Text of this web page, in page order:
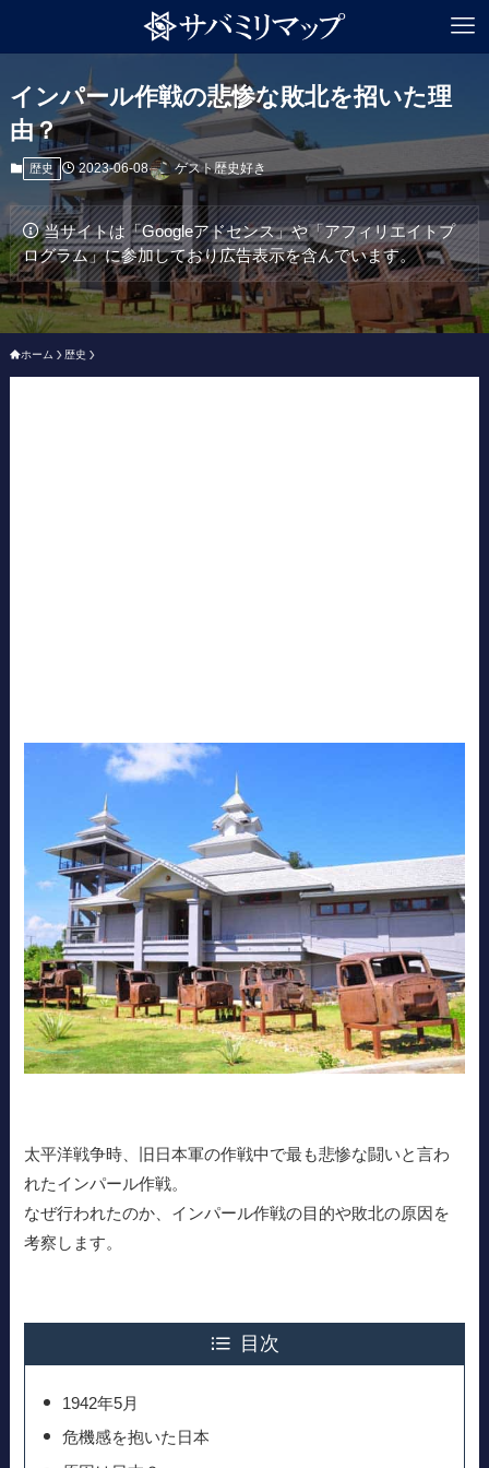
インパール作戦の悲惨な敗北を招いた理
由？
歴史 2023-06-08 ゲスト歴史好き
当サイトは「Googleアドセンス」や「アフィリエイトプ
ログラム」に参加しており広告表示を含んでいます。
ホーム 歴史
太平洋戦争時、旧日本軍の作戦中で最も悲惨な闘いと言わ
れたインパール作戦。
なぜ行われたのか、インパール作戦の目的や敗北の原因を
考察します。
目次
1942年5月
危機感を抱いた日本